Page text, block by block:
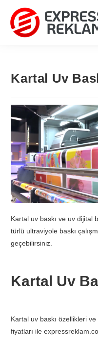
Kartal Uv
Kartal uv baskı ve uv dijital
türlü ultraviyole baskı
geçebilirsiniz.
Kartal Uv
Kartal uv baskı özellikleri
fiyatları ile